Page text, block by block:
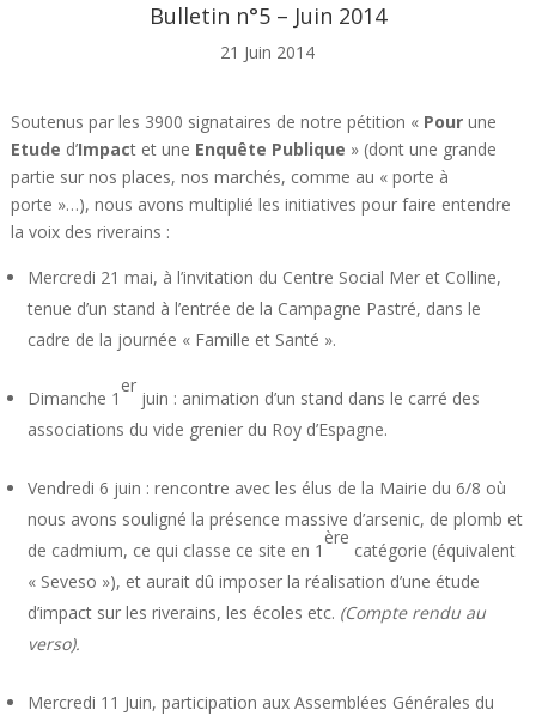
Bulletin n°5 – Juin 2014
21 Juin 2014
Soutenus par les 3900 signataires de notre pétition « Pourune
Etude d’Impact et une Enquête Publique » (dont une grande
partie sur nos places, nos marchés, comme au « porte à
porte »…), nous avons multiplié les initiatives pour faire entendre
la voix des riverains :
Mercredi 21 mai, à l’invitation du Centre Social Mer et Colline,
tenue d’un stand à l’entrée de la Campagne Pastré, dans le
cadre de la journée « Famille et Santé ».
Dimanche 1
er
juin : animation d’un stand dans le carré des
associations du vide grenier du Roy d’Espagne.
Vendredi 6 juin : rencontre avec les élus de la Mairie du 6/8 où
nous avons souligné la présence massive d’arsenic, de plomb et
de cadmium, ce qui classe ce site en 1
ère
catégorie (équivalent
« Seveso »), et aurait dû imposer la réalisation d’une étude
d’impact sur les riverains, les écoles etc. (Compte rendu au
verso).
Mercredi 11 Juin, participation aux Assemblées Générales du